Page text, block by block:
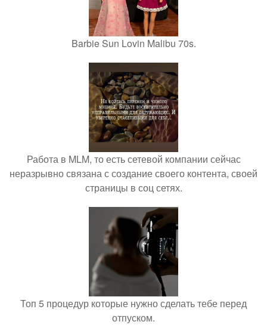
Barbie Sun Lovin Malibu 70s.
Работа в MLM, то есть сетевой компании сейчас
неразрывно связана с создание своего контента, своей
страницы в соц сетях.
Топ 5 процедур которые нужно сделать тебе перед
отпуском.